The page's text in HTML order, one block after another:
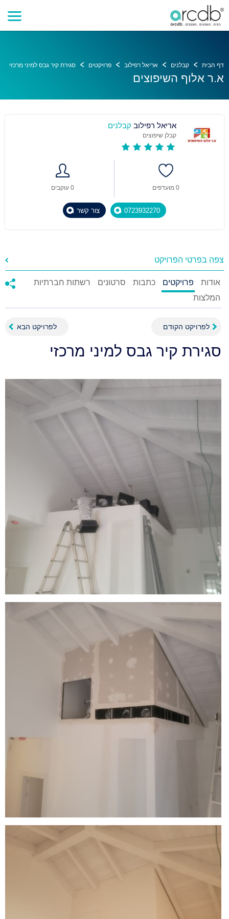
דף הבית קבלנים אריאל רפילוב פרויקטים סגירת קיר גבס למיני מרכזי
א.ר אלוף השיפוצים
אריאל רפילוב קבלנים
קבלן שיפוצים
0 עוקבים 0 מועדפים
צור קשר 0723932270
צפה בפרטי הפרויקט
אודות פרויקטים כתבות סרטונים
רשתות חברתיות
המלצות
לפרויקט הקודם לפרויקט הבא
סגירת קיר גבס למיני מרכזי